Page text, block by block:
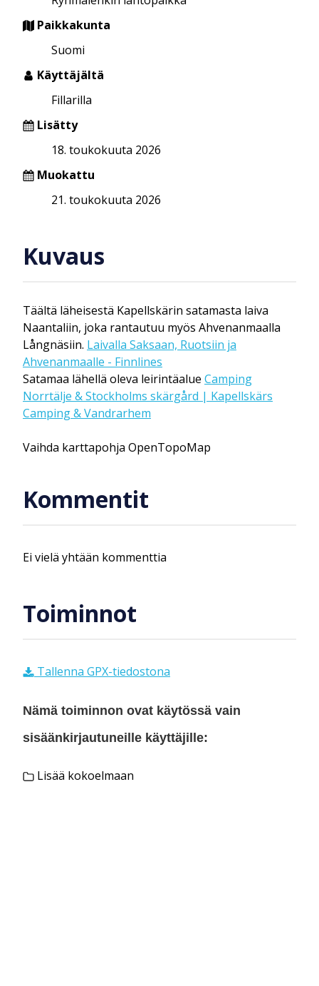
Paikkakunta
Suomi
Käyttäjältä
Fillarilla
Lisätty
18. toukokuuta 2026
Muokattu
21. toukokuuta 2026
Kuvaus
Täältä läheisestä Kapellskärin satamasta laiva
Naantaliin, joka rantautuu myös Ahvenanmaalla
Långnäsiin. Laivalla Saksaan, Ruotsiin ja
Ahvenanmaalle - Finnlines
Satamaa lähellä oleva leirintäalue Camping
Norrtälje & Stockholms skärgård | Kapellskärs
Camping & Vandrarhem
Vaihda karttapohja OpenTopoMap
Kommentit
Ei vielä yhtään kommenttia
Toiminnot
Tallenna GPX-tiedostona
Nämä toiminnon ovat käytössä vain
sisäänkirjautuneille käyttäjille:
Lisää kokoelmaan